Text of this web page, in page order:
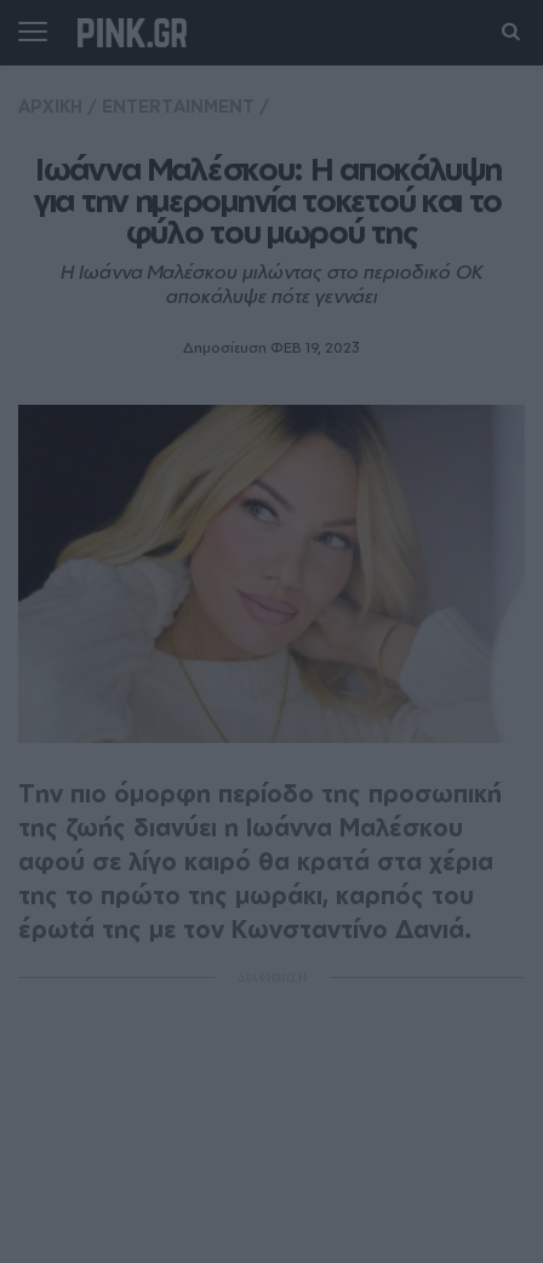
Ιωάννα Μαλέσκου: Η αποκάλυψη
για την ημερομηνία τοκετού και το
φύλο του μωρού της
H Ιωάννα Μαλέσκου μιλώντας στο περιοδικό ΟΚ
αποκάλυψε πότε γεννάει
Δημοσίευση ΦΕΒ 19, 2023
Την πιο όμορφη περίοδο της προσωπική
της ζωής διανύει η Ιωάννα Μαλέσκου
αφού σε λίγο καιρό θα κρατά στα χέρια
της το πρώτο της μωράκι, καρπός του
έρωtά της με τον Κωνσταντίνο Δανιά.